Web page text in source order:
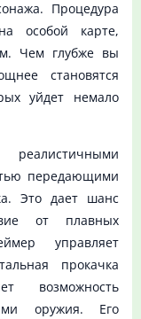
Процедура
особой карте,
Чем глубже вы
становятся
уйдет немало
передающими
Это дает шанс
от плавных
управляет
прокачка
возможность
оружия. Его